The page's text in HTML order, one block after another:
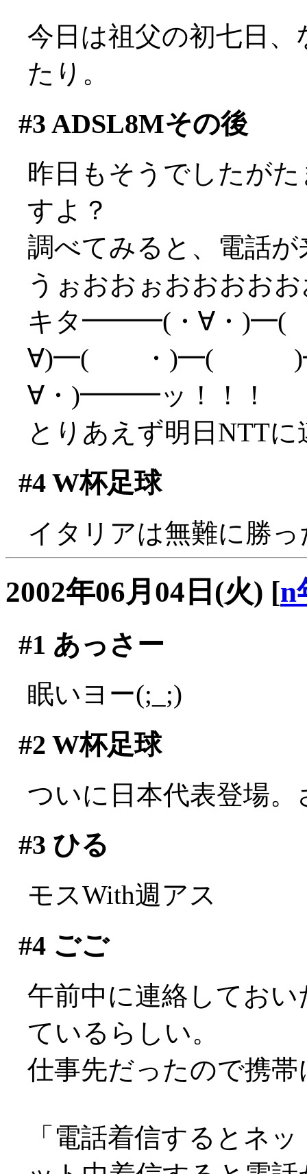
今日は祖父の初七日
たり。
#3 ADSL8Mその後
昨日もそうでしたが
すよ？
調べてみると、電話
うぉおおぉおおおお
キタ━━━(・∀・)━(
∀)━( ・)━(
∀・)━━━ッ！！！
とりあえず明日NTT
#4W杯足球
イタリアは無難に勝
2002年06月04日(火) [n
#1 あっさー
眠いヨー(;_;)
#2 W杯足球
ついに日本代表登場
#3 ひる
モスWith週アス
#4ごご
午前中に連絡してお
ているらしい。
仕事先だったので携
「電話着信するとネ